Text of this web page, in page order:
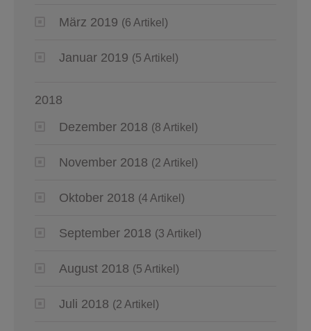
März 2019 (6 Artikel)
Januar 2019 (5 Artikel)
2018
Dezember 2018 (8 Artikel)
November 2018 (2 Artikel)
Oktober 2018 (4 Artikel)
September 2018 (3 Artikel)
August 2018 (5 Artikel)
Juli 2018 (2 Artikel)